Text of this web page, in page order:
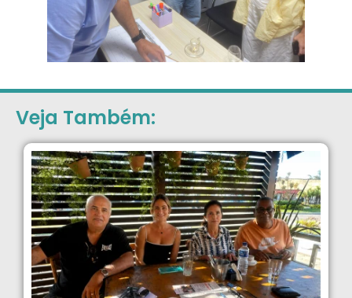
Veja Também: